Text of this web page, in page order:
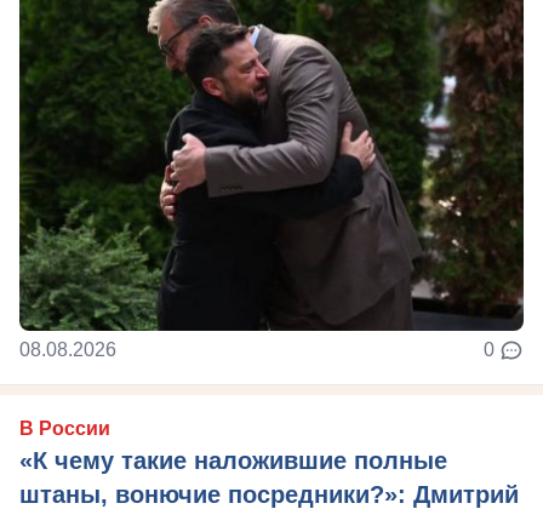
08.08.2026 0
В России
«К чему такие наложившие полные
штаны, вонючие посредники?»: Дмитрий